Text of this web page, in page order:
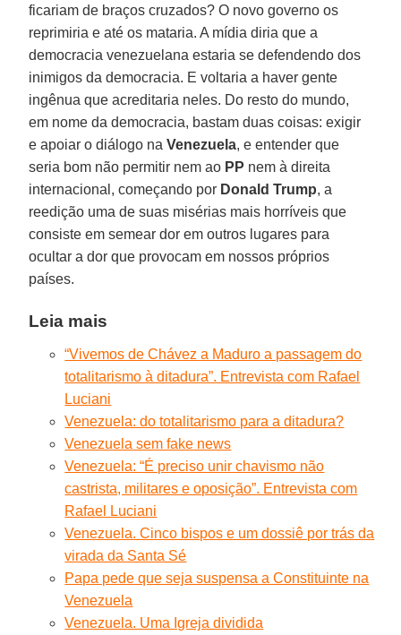
ficariam de braços cruzados? O novo governo os
reprimiria e até os mataria. A mídia diria que a
democracia venezuelana estaria se defendendo dos
inimigos da democracia. E voltaria a haver gente
ingênua que acreditaria neles. Do resto do mundo,
em nome da democracia, bastam duas coisas: exigir
e apoiar o diálogo naVenezuela, e entender que
seria bom não permitir nem ao PP nem à direita
internacional, começando por Donald Trump, a
reedição uma de suas misérias mais horríveis que
consiste em semear dor em outros lugares para
ocultar a dor que provocam em nossos próprios
países.
Leia mais
“Vivemos de Chávez a Maduro a passagem do
totalitarismo à ditadura”. Entrevista com Rafael
Luciani
Venezuela: do totalitarismo para a ditadura?
Venezuela sem fake news
Venezuela: “É preciso unir chavismo não
castrista, militares e oposição”. Entrevista com
Rafael Luciani
Venezuela. Cinco bispos e um dossiê por trás da
virada da Santa Sé
Papa pede que seja suspensa a Constituinte na
Venezuela
Venezuela. Uma Igreja dividida